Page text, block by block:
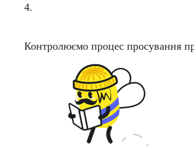
4.
Контролюємо процес просування